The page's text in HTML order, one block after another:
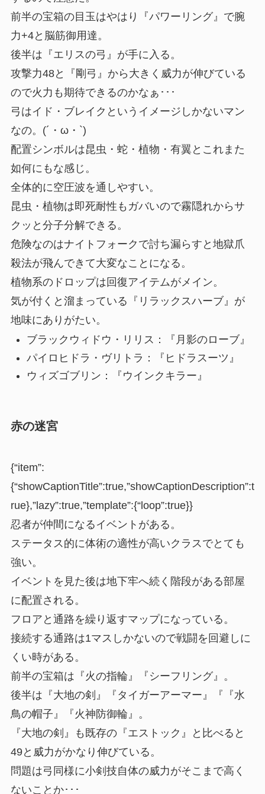
前半の宝箱の目玉はやはり『パワーリング』で腕
力+4と脳筋御用達。
後半は『エリスの弓』が手に入る。
攻撃力48と『剛弓』から大きく威力が伸びている
ので火力も期待できるのかなぁ･･･
弓はイド・ブレイク というイメージしかないマン
なの。(´・ω・`)
配置シンボルは昆虫・蛇・植物・有翼とこれまた
如何にもな感じ。
全体的に空圧波を通しやすい。
昆虫・植物は即死耐性もガバいので霧隠れからサ
クッと 分子分解できる。
危険なのはナイトフォーク で討ち漏らすと 地獄爪
殺法が飛んできて大変なことになる。
植物系のドロップは回復アイテムがメイン。
気が付くと溜まっている『リラックスハーブ』が
地味にありがたい。
ブラックウィドウ・リリス：『月影のローブ』
パイロヒドラ・ヴリトラ：『ヒドラスーツ』
ウィズゴブリン：『 ウインクキラー』
赤の迷宮
{“item”:
{“showCaptionTitle”:true,”showCaptionDescription”:t
rue},”lazy”:true,”template”:{“loop”:true}}
忍者が仲間になるイベントがある。
ステータス的に体術の適性が高いクラスでとても
強い。
イベントを見た後は地下牢へ続く階段がある部屋
に配置される。
フロアと通路を繰り返すマップになっている。
接続する通路は1マスしかないので戦闘を回避しに
くい時がある。
前半の宝箱は『火の指輪』『シーフリング』。
後半は『大地の剣』『タイガーアーマー』『『水
鳥の帽子』『火神防御輪』。
『大地の剣』も既存の『エストック』と比べると
49と威力がかなり伸びている。
問題は弓同様に小剣技自体の威力がそこまで高く
ないことか･･･